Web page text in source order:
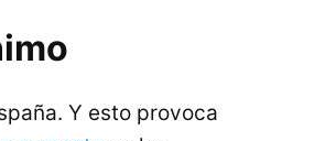
Y esto provoca